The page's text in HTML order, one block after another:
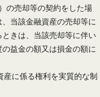
の売却等の契約をした場
当該金融資産の売却等に
きは、当該売却等に伴い
益金の額又は損金の額に
に係る権利を実質的な制